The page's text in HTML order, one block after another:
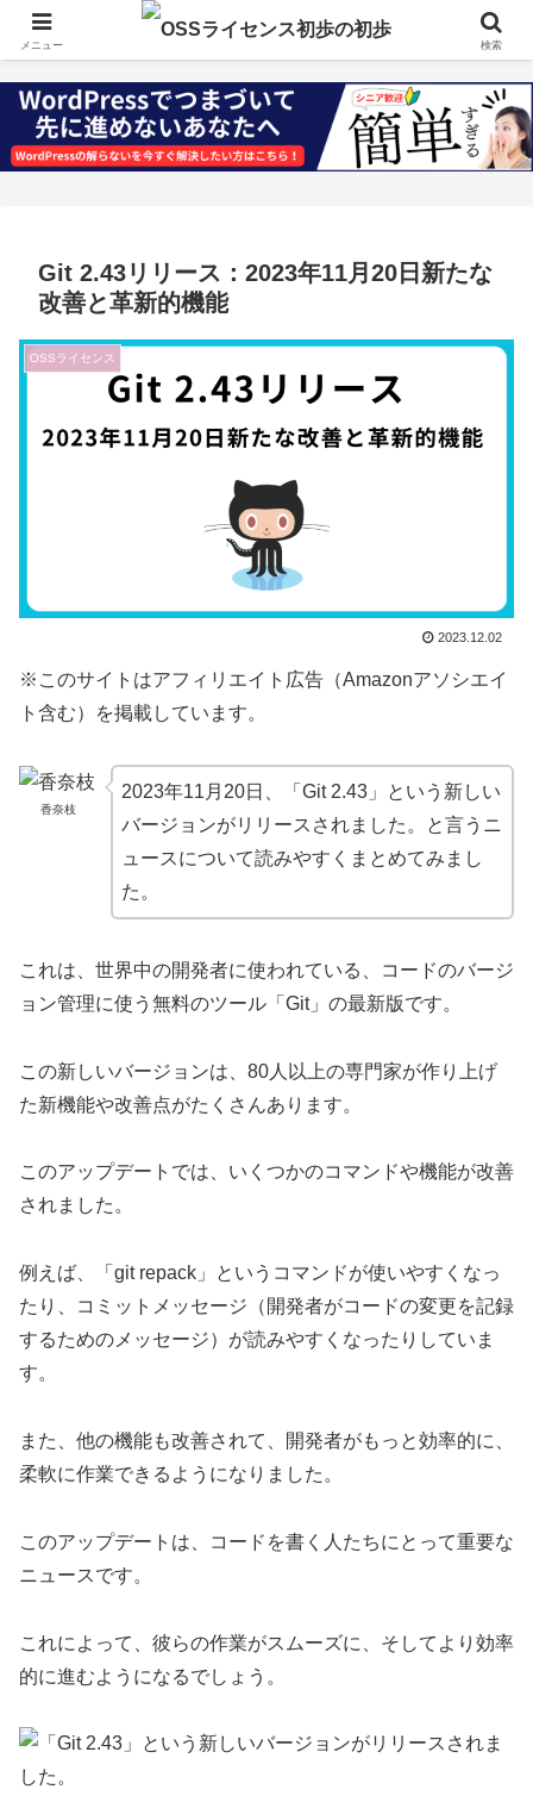
Git 2.43リリース：2023年11月20日新たな
改善と革新的機能
OSSライセンス
2023.12.02
※このサイトはアフィリエイト広告（Amazonアソシエイ
ト含む）を掲載しています。
香奈枝
2023年11月20日、「Git 2.43」という新しい
バージョンがリリースされました。と言うニ
ュースについて読みやすくまとめてみまし
た。
これは、世界中の開発者に使われている、コードのバージ
ョン管理に使う無料のツール「Git」の最新版です。
この新しいバージョンは、80人以上の専門家が作り上げ
た新機能や改善点がたくさんあります。
このアップデートでは、いくつかのコマンドや機能が改善
されました。
例えば、「git repack」というコマンドが使いやすくなっ
たり、コミットメッセージ（開発者がコードの変更を記録
するためのメッセージ）が読みやすくなったりしていま
す。
また、他の機能も改善されて、開発者がもっと効率的に、
柔軟に作業できるようになりました。
このアップデートは、コードを書く人たちにとって重要な
ニュースです。
これによって、彼らの作業がスムーズに、そしてより効率
的に進むようになるでしょう。
メニュー 検索